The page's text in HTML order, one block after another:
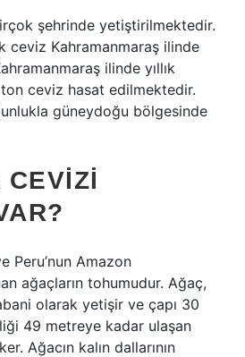
şehrinde yetiştirilmektedir.
ceviz Kahramanmaraş ilinde
ilinde yıllık
ceviz hasat edilmektedir.
güneydoğu bölgesinde
CEVIZI
Peru’nun Amazon
ağaçların tohumudur. Ağaç,
olarak yetişir ve çapı 30
49 metreye kadar ulaşan
Ağacın kalın dallarının